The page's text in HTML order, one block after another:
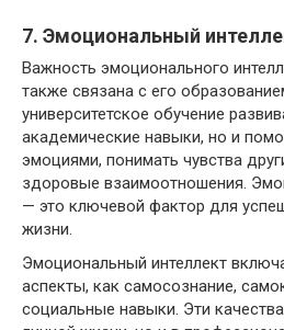
7. Эмоциональный
Важность эмоционального
также связана с его
университетское обучение
академические навыки, но и
эмоциями, понимать чувства
здоровые взаимоотношения.
— это ключевой фактор для
жизни.
Эмоциональный интеллект
аспекты, как самосознание,
социальные навыки. Эти